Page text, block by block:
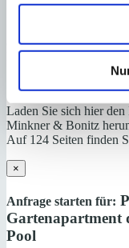
und Aktualität der
angegebenen Preise
Nebenkosten wie
Laden Sie sich hier
Minkner & Bonitz
Auf 124 Seiten finden
×
Anfrage starten für:
Gartenapartment
Pool